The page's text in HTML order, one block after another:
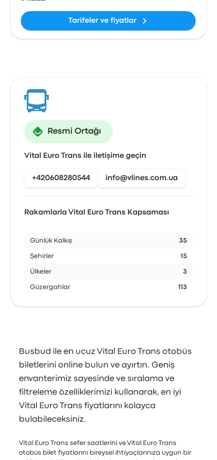
Tarifeler ve fiyatlar
Resmi Ortağı
Vital Euro Trans ile iletişime geçin
+420608280544 info@vlines.com.ua
Rakamlarla Vital Euro Trans Kapsaması
Günlük Kalkış 35
Şehirler 15
Ülkeler 3
Güzergahlar 113
Busbud ile en ucuz Vital Euro Trans otobüs
biletlerini online bulun ve ayırtın. Geniş
envanterimiz sayesinde ve sıralama ve
filtreleme özelliklerimizi kullanarak, en iyi
Vital Euro Trans fiyatlarını kolayca
bulabileceksiniz.
Vital Euro Trans sefer saatlerini ve Vital Euro Trans
otobüs bilet fiyatlarını bireysel ihtiyaçlarınıza uygun bir